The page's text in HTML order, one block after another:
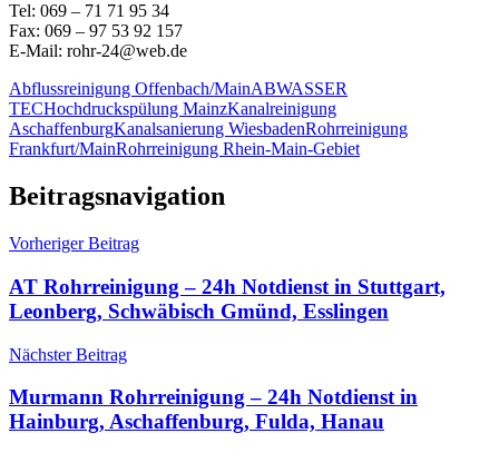
Tel: 069 – 71 71 95 34
Fax: 069 – 97 53 92 157
E-Mail: rohr-24@web.de
Abflussreinigung Offenbach/MainABWASSER
TECHochdruckspülung MainzKanalreinigung
AschaffenburgKanalsanierung WiesbadenRohrreinigung
Frankfurt/MainRohrreinigung Rhein-Main-Gebiet
Beitragsnavigation
Vorheriger Beitrag
AT Rohrreinigung – 24h Notdienst in Stuttgart,
Leonberg, Schwäbisch Gmünd, Esslingen
Nächster Beitrag
Murmann Rohrreinigung – 24h Notdienst in
Hainburg, Aschaffenburg, Fulda, Hanau